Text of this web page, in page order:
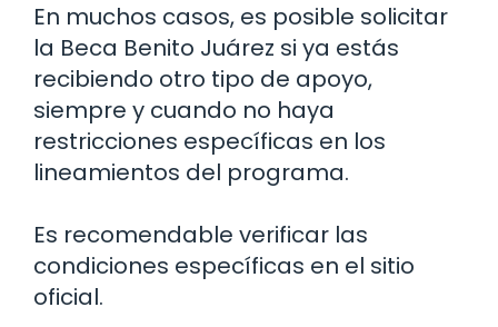
En muchos casos, es posible solicitar
la Beca Benito Juárez si ya estás
recibiendo otro tipo de apoyo,
siempre y cuando no haya
restricciones específicas en los
lineamientos del programa.
Es recomendable verificar las
condiciones específicas en el sitio
oficial.